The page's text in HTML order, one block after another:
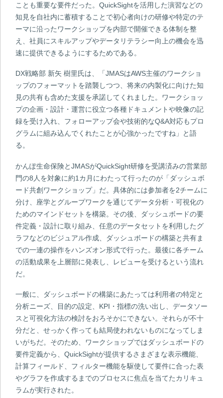
ことも重要な要件だった。QuickSightを活用した演習などの
知見を自社内に蓄積することで初心者向けの研修や特定のテ
ーマに沿ったワークショップを内部で開催できる体制を整
え、社員にスキルアップやデータリテラシー向上の機会を迅
速に提供できるようにするためである。
DX戦略部 新矢 樹里氏は、「JMASはAWS主催のワークショ
ップのフォーマットを踏襲しつつ、将来の内製化に向けた知
見の共有も含めた支援を承諾してくれました。ワークショッ
プの企画・設計・運営に役立つ各種ドキュメントや映像の記
録を受け入れ、フォローアップ会や技術的なQ&A対応もプロ
グラムに組み込んでくれたことが心強かったですね」と語
る。
かんぽ生命保険とJMASがQuickSight研修を受講済みの営業部
門の8人を対象に約1カ月にわたって行ったのが「ダッシュボ
ード共創ワークショップ」だ。具体的には参加者を2チームに
分け、座学とグループワークを通じてデータ分析・可視化の
ためのマインドセットを構築。その後、ダッシュボードの要
件定義・設計に取り組み、任意のデータセットを利用したグ
ラフなどのビジュアル作成、ダッシュボードの構築と共有ま
での一連の操作をハンズオン形式で行った。最後に各チーム
の活動成果を上層部に発表し、レビューを受けるという流れ
だ。
一般に、ダッシュボードの構築にあたっては利用者の特定と
分析ニーズ、目的の設定、KPI・指標の洗い出し、データソー
スと可視化方法の検討をおろそかにできない。それらが不十
分だと、せっかく作っても結局使われないものになってしま
いがちだ。そのため、ワークショップではダッシュボードの
要件定義から、QuickSightが提供するさまざまな表示機能、
計算フィールド、フィルター機能を駆使して要件に合った表
やグラフを作成するまでのプロセスに焦点を当てたカリキュ
ラムが実行された。